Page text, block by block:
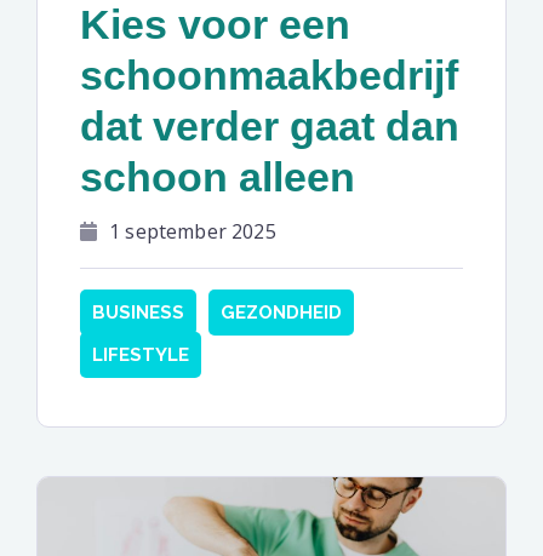
Kies voor een
schoonmaakbedrijf
dat verder gaat dan
schoon alleen
1 september 2025
BUSINESS
GEZONDHEID
LIFESTYLE